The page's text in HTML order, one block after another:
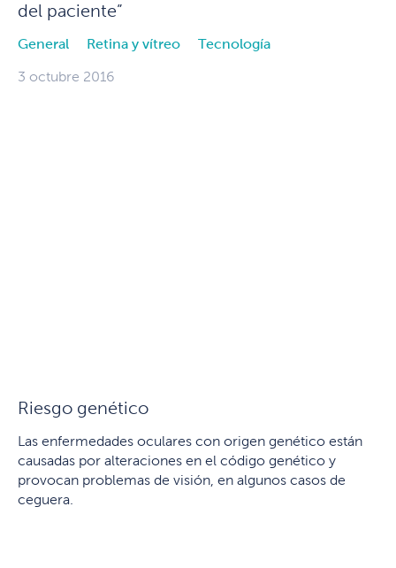
del paciente”
General Retina y vítreo Tecnología
3 octubre 2016
Riesgo genético
Las enfermedades oculares con origen genético están
causadas por alteraciones en el código genético y
provocan problemas de visión, en algunos casos de
ceguera.